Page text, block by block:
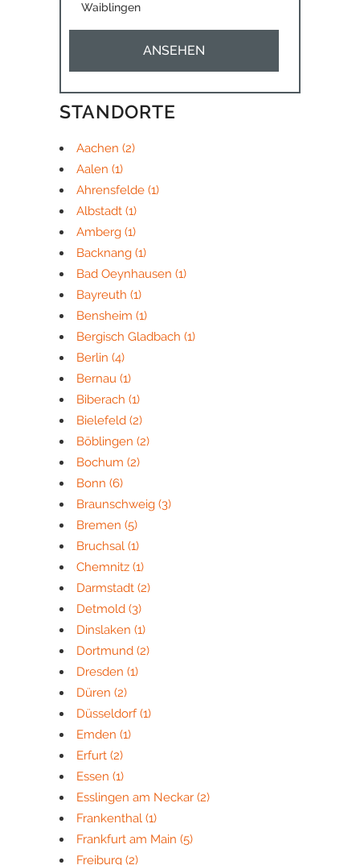
Waiblingen
ANSEHEN
STANDORTE
Aachen (2)
Aalen (1)
Ahrensfelde (1)
Albstadt (1)
Amberg (1)
Backnang (1)
Bad Oeynhausen (1)
Bayreuth (1)
Bensheim (1)
Bergisch Gladbach (1)
Berlin (4)
Bernau (1)
Biberach (1)
Bielefeld (2)
Böblingen (2)
Bochum (2)
Bonn (6)
Braunschweig (3)
Bremen (5)
Bruchsal (1)
Chemnitz (1)
Darmstadt (2)
Detmold (3)
Dinslaken (1)
Dortmund (2)
Dresden (1)
Düren (2)
Düsseldorf(1)
Emden (1)
Erfurt (2)
Essen (1)
Esslingen am Neckar (2)
Frankenthal (1)
Frankfurt am Main (5)
Freiburg (2)